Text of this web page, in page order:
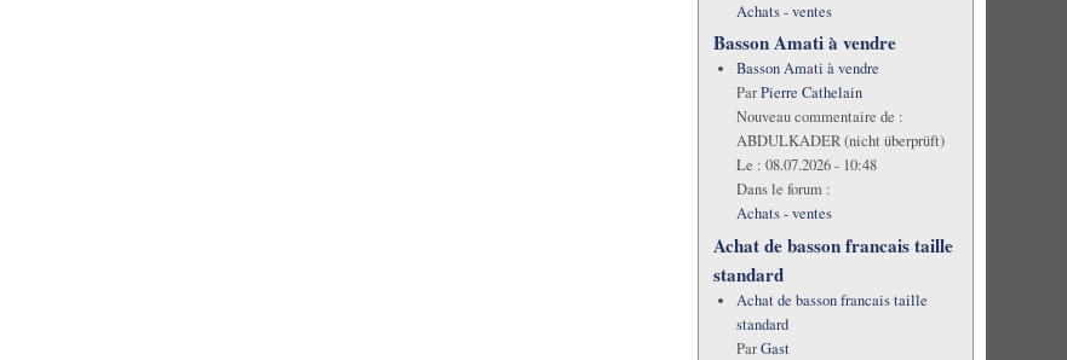
Achats - ventes
Basson Amati à vendre
Basson Amati à vendre
ParPierre Cathelain
Nouveau commentaire de :
ABDULKADER (nicht überprüft)
Le : 08.07.2026 - 10:48
Dans le forum :
Achats - ventes
Achat de basson francais taille
standard
Achat de basson francais taille
standard
ParGast